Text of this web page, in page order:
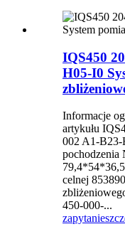
IQS450
H05-I0
Informacje
artykułu
002 A1-B23-
pochodzenia
celnej
450-000-...
zapytanie